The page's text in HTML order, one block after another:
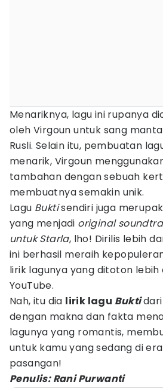
Menariknya, lagu ini rupanya
oleh Virgoun untuk sang
Rusli. Selain itu, pembuatan
menarik, Virgoun
tambahan dengan sebuah
membuatnya semakin unik.
Lagu Buktisendiri juga
yang menjadi original
untuk Starla, lho! Dirilis lebih
ini berhasil meraih
lirik lagunya yang ditoton lebih
YouTube.
Nah, itu dia lirik lagu Bukti
dengan makna dan fakta
lagunya yang romantis,
untuk kamu yang sedang di
pasangan!
Penulis: Rani Purwanti